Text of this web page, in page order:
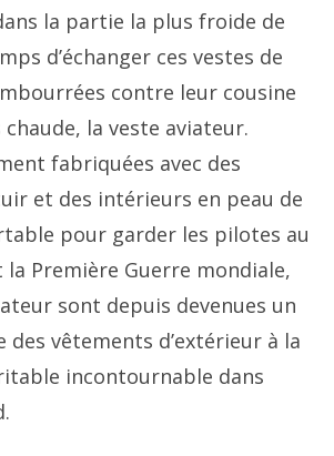
la partie la plus froide de
d’échanger ces vestes de
contre leur cousine
la veste aviateur.
fabriquées avec des
et des intérieurs en peau de
pour garder les pilotes au
la Première Guerre mondiale,
sont depuis devenues un
vêtements d’extérieur à la
incontournable dans